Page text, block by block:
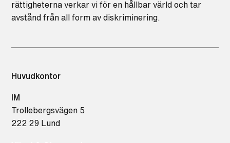
rättigheterna verkar vi för en hållbar värld och tar
avstånd från all form av diskriminering.
Huvudkontor
IM
Trollebergsvägen 5
222 29 Lund